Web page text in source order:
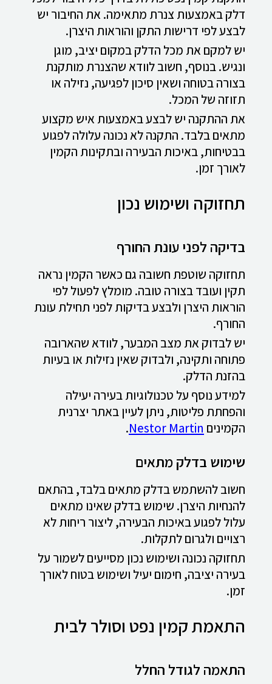
דלק באמצעות צנרת מתאימה. את החיבור יש
לבצע לפי דרישות התקן והוראות היצרן.
יש למקם את מכל הדלק במקום יציב, מוגן
ונגיש. בנוסף, חשוב לוודא שהצנרת מותקנת
בצורה בטוחה ושאין סיכון לפגיעה, נזילה או
תזוזה של המכל.
את ההתקנה יש לבצע באמצעות איש מקצוע
מתאים בלבד. התקנה לא נכונה עלולה לפגוע
בבטיחות, באיכות הבעירה ובתקינות הקמין
לאורך זמן.
תחזוקה ושימוש נכון
בדיקה לפני עונת החורף
תחזוקה שוטפת חשובה גם כאשר הקמין נראה
תקין ועובד בצורה טובה. מומלץ לפעול לפי
הוראות היצרן ולבצע בדיקות לפני תחילת עונת
החורף.
יש לבדוק את מצב המבער, לוודא שהארובה
פתוחה ותקינה, ולבדוק שאין נזילות או בעיות
בהזנת הדלק.
למידע נוסף על טכנולוגיות בעירה יעילה
והפחתת פליטות, ניתן לעיין באתר יצרנית
הקמינים Nestor Martin
.
שימוש בדלק מתאים
חשוב להשתמש בדלק מתאים בלבד, בהתאם
להנחיות היצרן. שימוש בדלק שאינו מתאים
עלול לפגוע באיכות הבעירה, ליצור ריחות לא
רצויים ולגרום לתקלות.
תחזוקה נכונה ושימוש נכון מסייעים לשמור על
בעירה יציבה, חימום יעיל ושימוש בטוח לאורך
זמן.
התאמת קמין נפט וסולר לבית
התאמה לגודל החלל